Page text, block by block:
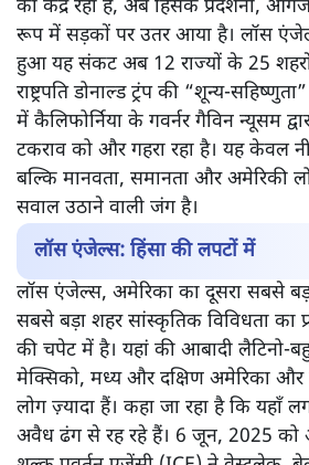
संकट है या आप्रवासन नीति में बदलाव की
ज्वलंत मुद्दे की पूरी पड़ताल।
दुनिया के सबसे ताकतवर और सबसे पुराने
अमेरिका, आज एक गहरे संकट के दौर से
का मुद्दा, जो लंबे समय से अमेरिकी समाज
का केंद्र रहा है, अब हिंसक प्रदर्शनों,
रूप में सड़कों पर उतर आया है। लॉस
हुआ यह संकट अब 12 राज्यों के 25
राष्ट्रपति डोनाल्ड ट्रंप की “शून्य-
में कैलिफोर्निया के गवर्नर गैविन न्यूसम
टकराव को और गहरा रहा है। यह केवल
बल्कि मानवता, समानता और अमेरिकी